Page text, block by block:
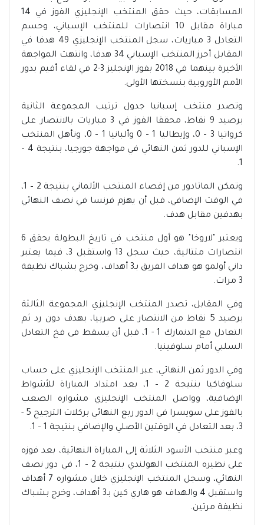
المسابقات، حيث حقق المنتخب الإنجليزي الفوز في 14
مباراة مقابل 10 انتصارات للمنتخب الإسباني، وحسم
التعادل 3 مباريات، سجل المنتخب الإنجليزي 49 هدفا في
المقابل أحرز المنتخب الإسباني 34 هدفا، وانتهت المواجهة
الأخيرة بينهما في 2018 بفوز الإنجليز 3-2 في لقاء أقيم بدور
الأمم الأوروبية بنسختها الأولى.
وتصدر منتخب إسبانيا جدول ترتيب المجموعة الثانية
برصيد 9 نقاط، محققا الفوز في 3 مباريات بالانتصار على
كرواتيا 3 – 0، وإيطاليا 1 – 0 وألبانيا 1 – 0، وتأهل المنتخب
الإسباني للدور ثمن النهائي في مواجهة جورجيا، بنتيجة 4 –
1.
وتمكن الماتادور من إقصاء المنتخب الألماني بنتيجة 2 – 1،
في الوقت الإضافي، قبل أن يهزم فرنسا في نصف النهائي
بهدفين مقابل هدف.
ويعتبر "لاروخا" هو أول منتخب في تاريخ البطولة يحقق 6
انتصارات متتالية، حيث سجل 13 واستقبل 3، فيما يعتبر
داني أولمو هو هداف الفريق بـ3 أهداف، وخرج بشباك نظيفة
3 مرات.
وفي المقابل، تصدر المنتخب الإنجليزي المجموعة الثالثة
برصيد 5 نقاط من الانتصار على صربيا، بهدف دون رد ثم
التعادل مع الدنمارك 1 - 1، قبل أن يسقط فى فخ التعادل
السلبي أمام سلوفينيا.
وفي الدور ثمن النهائي، عبر المنتخب الإنجليزي على حساب
سلوفاكيا بنتيجة 2 – 1، بعد امتداد المباراة للأشواط
الإضافية، وواصل المنتخب الإنجليزي مشواره الصعب
بالفوز على سويسرا في الدور ربع النهائي بركلات الترجيح 5 -
3، بعد التعادل في الوقتين الأصلي والإضافي بنتيجة 1 – 1.
وعبر منتخب الأسود الثلاثة إلى المباراة النهائية، بعد فوزه
على نظيره المنتخب الهولندي بنتيجة 2 – 1، في دور نصف
النهائي، وسجل المنتخب الإنجليزي خلال مشواره 7 أهداف
واستقبل 4 والهداف هو هاري كين بـ3 أهداف، وخرج بشباك
نظيفة مرتين.